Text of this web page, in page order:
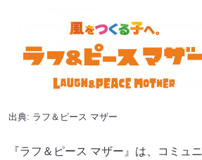
出典: ラフ＆ピース マザー
『ラフ＆ピース マザー』は、コミュ